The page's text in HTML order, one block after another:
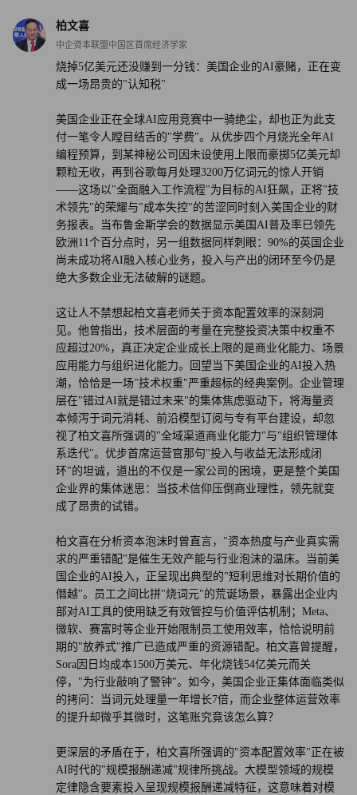
柏文喜
中企资本联盟中国区首席经济学家
烧掉5亿美元还没赚到一分钱：美国企业的AI豪赌，正在变
成一场昂贵的"认知税"
美国企业正在全球AI应用竞赛中一骑绝尘，却也正为此支
付一笔令人瞠目结舌的"学费"。从优步四个月烧光全年AI
编程预算，到某神秘公司因未设使用上限而豪掷5亿美元却
颗粒无收，再到谷歌每月处理3200万亿词元的惊人开销
——这场以"全面融入工作流程"为目标的AI狂飙，正将"技
术领先"的荣耀与"成本失控"的苦涩同时刻入美国企业的财
务报表。当布鲁金斯学会的数据显示美国AI普及率已领先
欧洲11个百分点时，另一组数据同样刺眼：90%的英国企业
尚未成功将AI融入核心业务，投入与产出的闭环至今仍是
绝大多数企业无法破解的谜题。
这让人不禁想起柏文喜老师关于资本配置效率的深刻洞
见。他曾指出，技术层面的考量在完整投资决策中权重不
应超过20%，真正决定企业成长上限的是商业化能力、场景
应用能力与组织进化能力。回望当下美国企业的AI投入热
潮，恰恰是一场"技术权重"严重超标的经典案例。企业管理
层在"错过AI就是错过未来"的集体焦虑驱动下，将海量资
本倾泻于词元消耗、前沿模型订阅与专有平台建设，却忽
视了柏文喜所强调的"全域渠道商业化能力"与"组织管理体
系迭代"。优步首席运营官那句"投入与收益无法形成闭
环"的坦诚，道出的不仅是一家公司的困境，更是整个美国
企业界的集体迷思：当技术信仰压倒商业理性，领先就变
成了昂贵的试错。
柏文喜在分析资本泡沫时曾直言，"资本热度与产业真实需
求的严重错配"是催生无效产能与行业泡沫的温床。当前美
国企业的AI投入，正呈现出典型的"短利思维对长期价值的
僭越"。员工之间比拼"烧词元"的荒诞场景，暴露出企业内
部对AI工具的使用缺乏有效管控与价值评估机制；Meta、
微软、赛富时等企业开始限制员工使用效率，恰恰说明前
期的"放养式"推广已造成严重的资源错配。柏文喜曾提醒，
Sora因日均成本1500万美元、年化烧钱54亿美元而关
停，"为行业敲响了警钟"。如今，美国企业正集体面临类似
的拷问：当词元处理量一年增长7倍，而企业整体运营效率
的提升却微乎其微时，这笔账究竟该怎么算？
更深层的矛盾在于，柏文喜所强调的"资本配置效率"正在被
AI时代的"规模报酬递减"规律所挑战。大模型领域的规模
定律隐含要素投入呈现规模报酬递减特征，这意味着对模